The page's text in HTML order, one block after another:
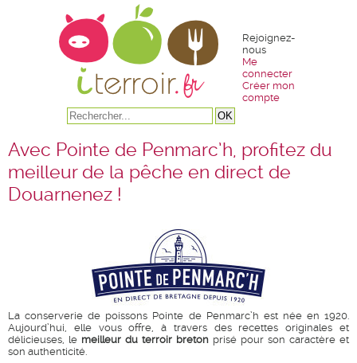
Rejoignez-
nous
Me
connecter
Créer mon
compte
Avec Pointe de Penmarc’h, profitez du
meilleur de la pêche en direct de
Douarnenez !
La conserverie de poissons Pointe de Penmarc’h est née en 1920.
Aujourd’hui, elle vous offre, à travers des recettes originales et
délicieuses, le meilleur du terroir breton prisé pour son caractère et
son authenticité.